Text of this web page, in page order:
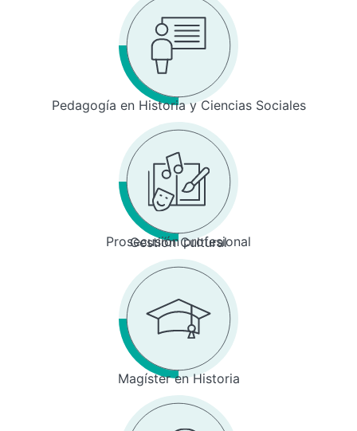
Pedagogía en Historia y Ciencias Sociales
Prosecusión profesional
Gestión Cultural
Magíster en Historia